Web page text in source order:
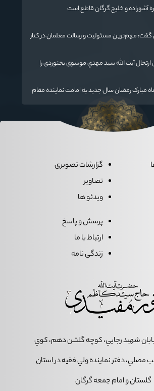
آشوراده و خلیج گرگان قاطع است
گفت: مهم‌ترین مسئولیت و رسالت معلمان در کنار
اسلامی است.
ارتحال آیت الله سيد مهدي موسوی بجنوردی را
مبارک رمضان سال جدید به امامت نماینده مقام
گلستان اقامه می گردد.
گزارشات تصویری
تصاویر
ویدئو ها
پرسش و پاسخ
ارتباط با ما
زندگی نامه
شهيد رجايي، کوچه گلشن دهم، کوي
دفتر نماينده ولي فقيه در استان
گلستان و امام جمعه گرگان